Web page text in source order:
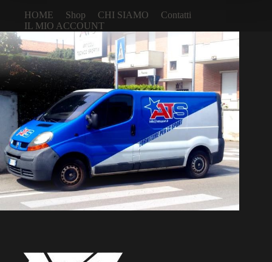
HOME Shop CHI SIAMO
Contatti
IL MIO ACCOUNT